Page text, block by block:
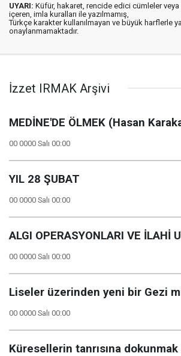
UYARI: Küfür, hakaret, rencide edici cümleler veya
içeren, imla kuralları ile yazılmamış,
Türkçe karakter kullanılmayan ve büyük harflerle
onaylanmamaktadır.
İzzet IRMAK Arşivi
MEDİNE'DE ÖLMEK (Hasan
00 0000 Salı 00:00
YIL 28 ŞUBAT
00 0000 Salı 00:00
ALGI OPERASYONLARI VE İLAHİ
00 0000 Salı 00:00
Liseler üzerinden yeni bir Gezi
00 0000 Salı 00:00
Küresellerin tanrısına dokunmak